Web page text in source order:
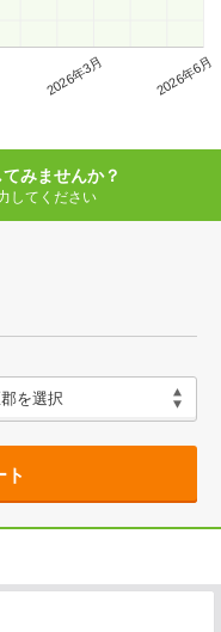
2026年3月 2026年6月
みませんか？
してください
ト